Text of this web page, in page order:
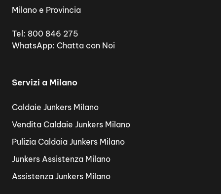
Milano e Provincia
Tel: 800 846 275
WhatsApp: Chatta con Noi
Servizi a Milano
Caldaie Junkers Milano
Vendita Caldaie Junkers Milano
Pulizia Caldaia Junkers Milano
Junkers Assistenza Milano
Assistenza Junkers Milano